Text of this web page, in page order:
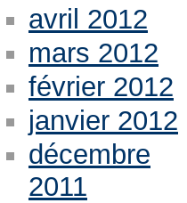
avril 2012
mars 2012
février 2012
janvier 2012
décembre
2011